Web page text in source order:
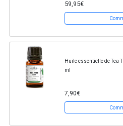
59,95€
Huile essentielle de Tea
ml
7,90€